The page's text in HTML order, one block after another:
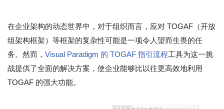
在企业架构的动态世界中，对于组织而言，应对 TOGAF（开放
组架构框架）等框架的复杂性可能是一项令人望而生畏的任
务。然而， Visual Paradigm 的 TOGAF 指引流程工具为这一挑
战提供了全面的解决方案，使企业能够比以往更高效地利用
TOGAF 的强大功能。